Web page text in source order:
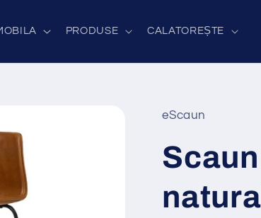
PRODUSE CALATOREȘTE
eScaun